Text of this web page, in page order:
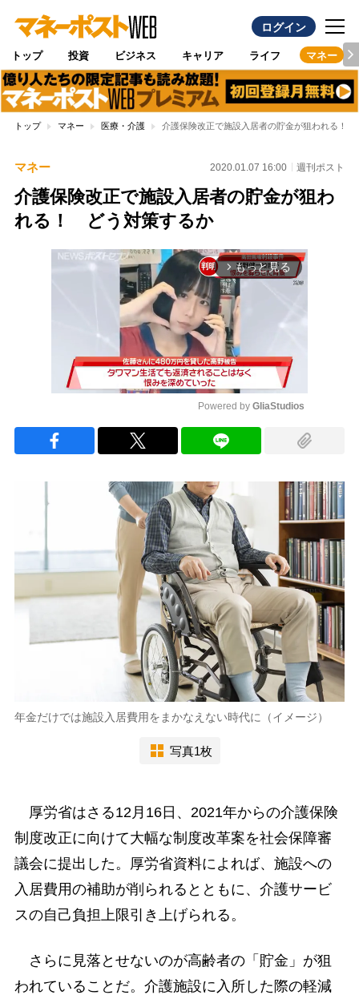
ログイン
トップ 投資 ビジネス キャリア ライフ マネー
トップ マネー 医療・介護 介護保険改正で施設入居者の貯金が狙われる！
マネー 2020.01.07 16:00 週刊ポスト
介護保険改正で施設入居者の貯金が狙わ
れる！ どう対策するか
arrow_forward_ios もっと見る
Powered by GliaStudios
年金だけでは施設入居費用をまかなえない時代に（イメージ）
写真1枚
厚労省はさる12月16日、2021年からの介護保険
制度改正に向けて大幅な制度改革案を社会保障審
議会に提出した。厚労省資料によれば、施設への
入居費用の補助が削られるとともに、介護サービ
スの自己負担上限引き上げられる。
さらに見落とせないのが高齢者の「貯金」が狙
われていることだ。介護施設に入所した際の軽減